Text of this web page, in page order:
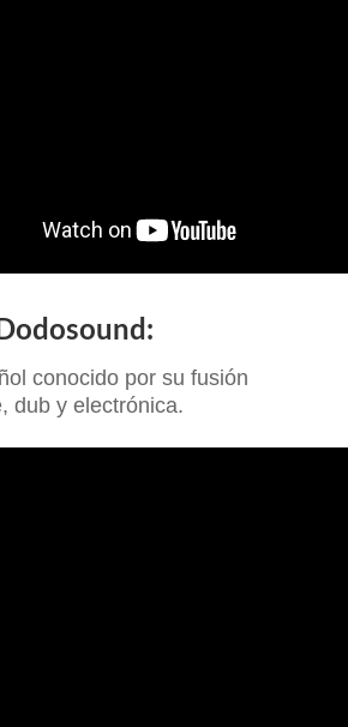
conocido por su fusión
dub y electrónica.